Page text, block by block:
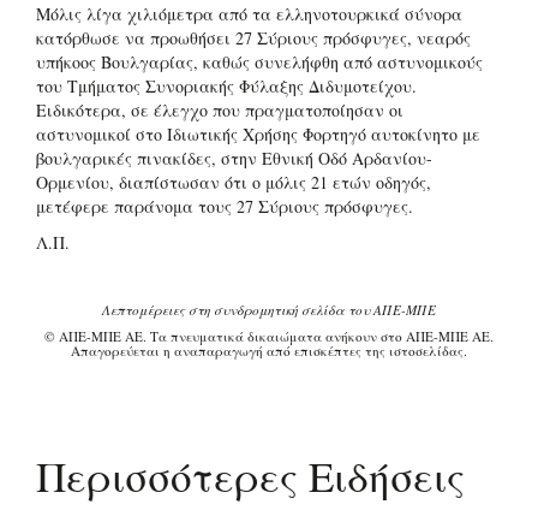
Μόλις λίγα χιλιόμετρα από τα ελληνοτουρκικά σύνορα
κατόρθωσε να προωθήσει 27 Σύριους πρόσφυγες, νεαρός
υπήκοος Βουλγαρίας, καθώς συνελήφθη από αστυνομικούς
του Τμήματος Συνοριακής Φύλαξης Διδυμοτείχου.
Ειδικότερα, σε έλεγχο που πραγματοποίησαν οι
αστυνομικοί στο Ιδιωτικής Χρήσης Φορτηγό αυτοκίνητο με
βουλγαρικές πινακίδες, στην Εθνική Οδό Αρδανίου-
Ορμενίου, διαπίστωσαν ότι ο μόλις 21 ετών οδηγός,
μετέφερε παράνομα τους 27 Σύριους πρόσφυγες.
Λ.Π.
Λεπτομέρειες στη συνδρομητική σελίδα του ΑΠΕ-ΜΠΕ
© ΑΠΕ-ΜΠΕ ΑΕ. Τα πνευματικά δικαιώματα ανήκουν στο ΑΠΕ-ΜΠΕ ΑΕ.
Απαγορεύεται η αναπαραγωγή από επισκέπτες της ιστοσελίδας.
Περισσότερες Ειδήσεις